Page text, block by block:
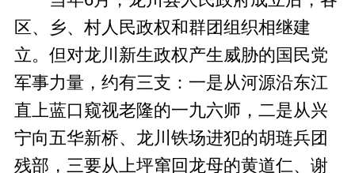
区、乡、村人民政权和群团组织相继建
立。但对龙川新生政权产生威胁的国民党
军事力量，约有三支：一是从河源沿东江
直上蓝口窥视老隆的一九六师，二是从兴
宁向五华新桥、龙川铁场进犯的胡琏兵团
残部，三要从上坪窜回龙母的黄道仁、谢